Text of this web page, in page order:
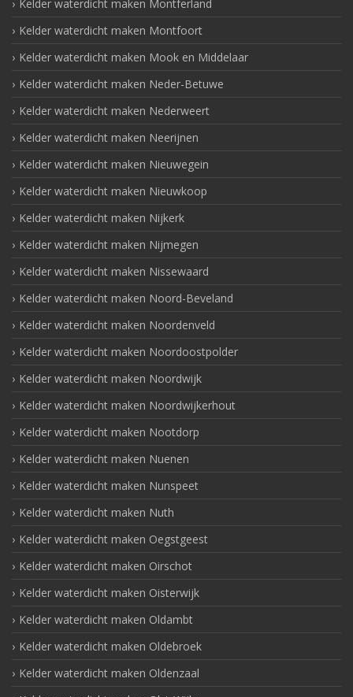
Kelder waterdicht maken Montferland
Kelder waterdicht maken Montfoort
Kelder waterdicht maken Mook en Middelaar
Kelder waterdicht maken Neder-Betuwe
Kelder waterdicht maken Nederweert
Kelder waterdicht maken Neerijnen
Kelder waterdicht maken Nieuwegein
Kelder waterdicht maken Nieuwkoop
Kelder waterdicht maken Nijkerk
Kelder waterdicht maken Nijmegen
Kelder waterdicht maken Nissewaard
Kelder waterdicht maken Noord-Beveland
Kelder waterdicht maken Noordenveld
Kelder waterdicht maken Noordoostpolder
Kelder waterdicht maken Noordwijk
Kelder waterdicht maken Noordwijkerhout
Kelder waterdicht maken Nootdorp
Kelder waterdicht maken Nuenen
Kelder waterdicht maken Nunspeet
Kelder waterdicht maken Nuth
Kelder waterdicht maken Oegstgeest
Kelder waterdicht maken Oirschot
Kelder waterdicht maken Oisterwijk
Kelder waterdicht maken Oldambt
Kelder waterdicht maken Oldebroek
Kelder waterdicht maken Oldenzaal